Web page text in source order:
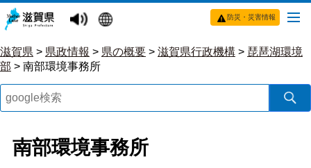
防災・災害情報
滋賀県 > 県政情報 > 県の概要 > 滋賀県行政機構 > 琵琶湖環境
部 > 南部環境事務所
南部環境事務所